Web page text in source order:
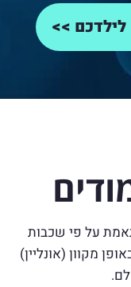
>>
על פי שכבות
מקוון (אונליין)